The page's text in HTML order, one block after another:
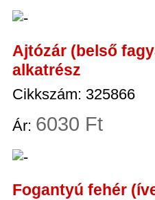
Ajtózár (belső
alkatrész
Cikkszám: 325866
Ár: 6030 Ft
Fogantyú fehér